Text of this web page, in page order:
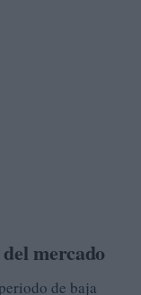
mercado
de baja